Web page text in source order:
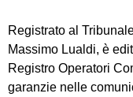
Registrato al
Massimo Lualdi, è
Registro Operatori
garanzie nelle